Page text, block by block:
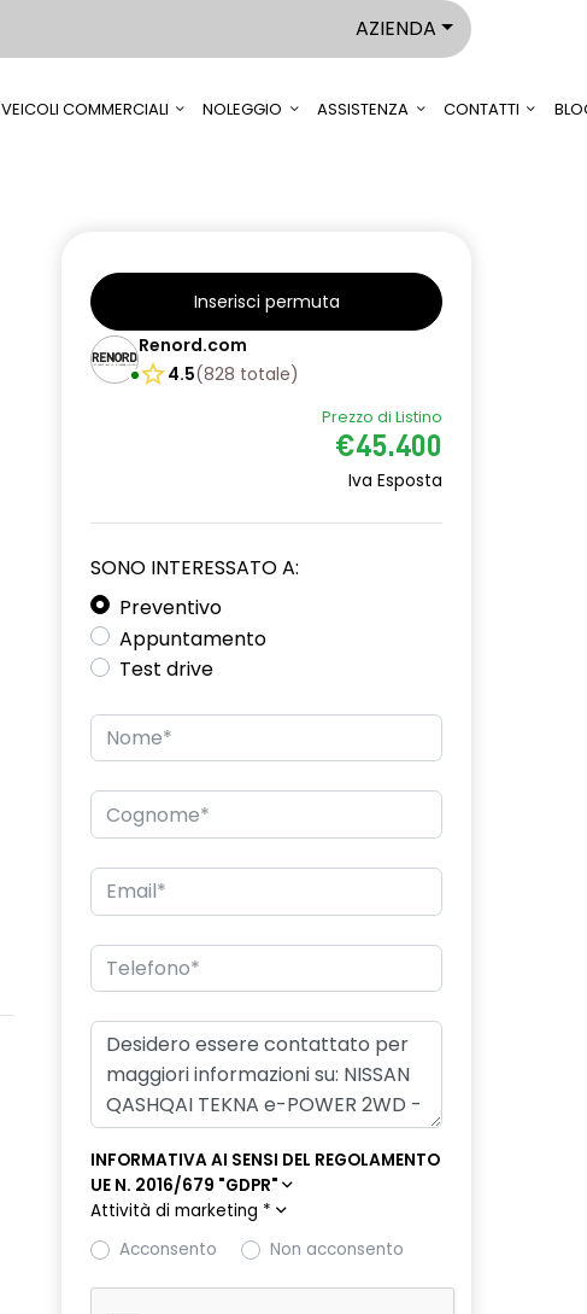
AZIENDA
VEICOLI COMMERCIALI NOLEGGIO ASSISTENZA CONTATTI
Inserisci permuta
Renord.com
4.5(828 totale)
Prezzo di Listino
€45.400
Iva Esposta
SONO INTERESSATO A:
Preventivo
Appuntamento
Test drive
INFORMATIVA AI SENSI DEL REGOLAMENTO
UE N. 2016/679 "GDPR"
Attività di marketing *
Acconsento
Non acconsento